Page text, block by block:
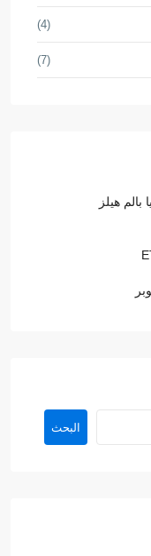
(4)
(7)
هيلز
البحث